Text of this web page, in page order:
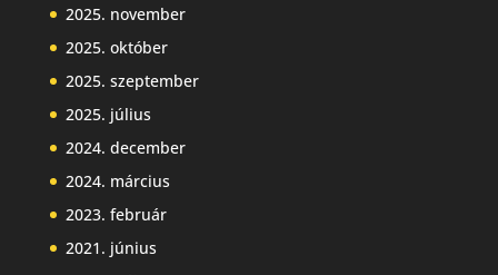
2025. november
2025. október
2025. szeptember
2025. július
2024. december
2024. március
2023. február
2021. június